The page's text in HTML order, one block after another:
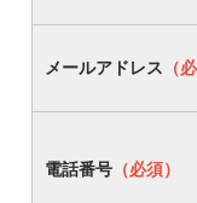
メールアドレス （
電話番号 （必須）